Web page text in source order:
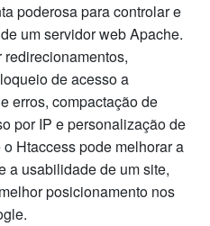
poderosa para controlar e
um servidor web Apache.
de acesso a
erros, compactação de
por IP e personalização de
Htaccess pode melhorar a
a usabilidade de um site,
posicionamento nos